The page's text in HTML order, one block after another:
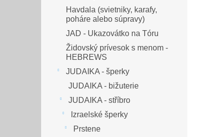
Havdala (svietniky, karafy,
poháre alebo súpravy)
JAD - Ukazovátko na Tóru
Židovský prívesok s menom -
HEBREWS
JUDAIKA - šperky
JUDAIKA - bižuterie
JUDAIKA - stříbro
Izraelské šperky
Prstene